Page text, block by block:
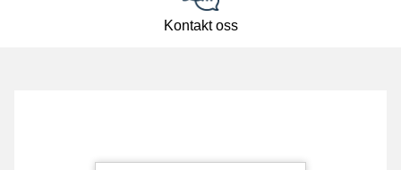
Kontakt oss